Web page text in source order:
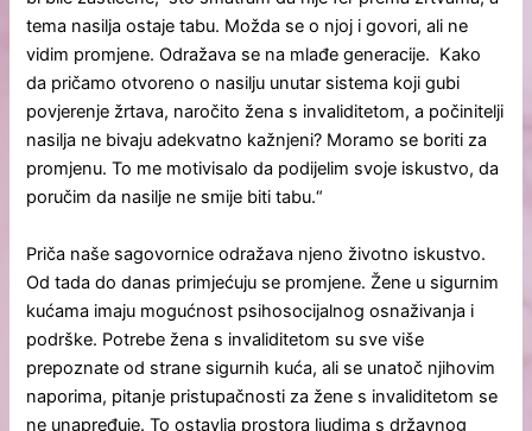
tema nasilja ostaje tabu. Možda se o njoj i govori, ali ne
vidim promjene. Odražava se na mlađe generacije. Kako
da pričamo otvoreno o nasilju unutar sistema koji gubi
povjerenje žrtava, naročito žena s invaliditetom, a počinitelji
nasilja ne bivaju adekvatno kažnjeni? Moramo se boriti za
promjenu. To me motivisalo da podijelim svoje iskustvo, da
poručim da nasilje ne smije biti tabu.“
Priča naše sagovornice odražava njeno životno iskustvo.
Od tada do danas primjećuju se promjene. Žene u sigurnim
kućama imaju mogućnost psihosocijalnog osnaživanja i
podrške. Potrebe žena s invaliditetom su sve više
prepoznate od strane sigurnih kuća, ali se unatoč njihovim
naporima, pitanje pristupačnosti za žene s invaliditetom se
ne unapređuje. To ostavlja prostora ljudima s državnog